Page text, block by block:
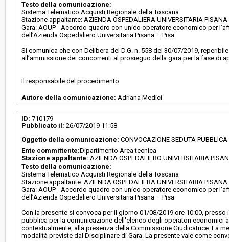
Testo della comunicazione:
Sistema Telematico Acquisti Regionale della Toscana
Stazione appaltante: AZIENDA OSPEDALIERA UNIVERSITARIA
Gara: AOUP - Accordo quadro con unico operatore economico per
dell’Azienda Ospedaliero Universitaria Pisana – Pisa
Si comunica che con Delibera del D.G. n. 558 del 30/07/2019,
all’ammissione dei concorrenti al prosieguo della gara per la fase di
Il responsabile del procedimento
Autore della comunicazione: Adriana Medici
ID: 710179
Pubblicato il: 26/07/2019 11:58
Oggetto della comunicazione: CONVOCAZIONE SEDUTA
Ente committente:Dipartimento Area tecnica
Stazione appaltante: AZIENDA OSPEDALIERO UNIVERSITARIA
Testo della comunicazione:
Sistema Telematico Acquisti Regionale della Toscana
Stazione appaltante: AZIENDA OSPEDALIERA UNIVERSITARIA
Gara: AOUP - Accordo quadro con unico operatore economico per
dell’Azienda Ospedaliero Universitaria Pisana – Pisa
Con la presente si convoca per il giorno 01/08/2019 ore 10:00,
pubblica per la comunicazione dell'elenco degli operatori economici
contestualmente, alla presenza della Commissione Giudicatrice. La
modalità previste dal Disciplinare di Gara. La presente vale come